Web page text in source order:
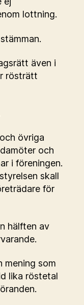
lottning.
även i
rösträtt
övriga
och
i föreningen.
skall
för
hälften av
mening som
lika röstetal